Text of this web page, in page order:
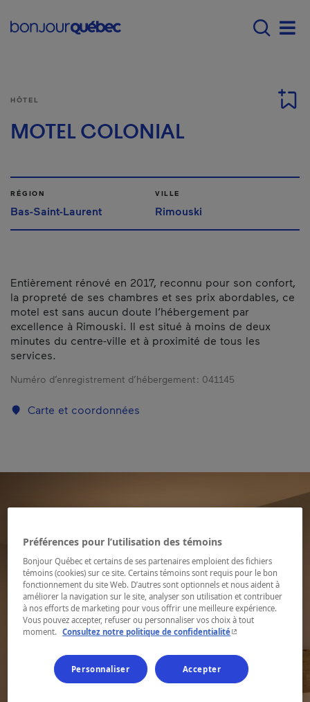
Main navigation -
HÔTEL
MOTEL COLONIAL
RÉGION
Bas-Saint-Laurent
VILLE
Rimouski
Entièrement rénové en 2017, reconnu pour son confort,
la propreté de ses chambres et ses prix abordables, ce
motel est sans aucun doute l’hébergement par
excellence à Rimouski. Il est situé à moins de deux
minutes du centre-ville et à proximité de tous les
services.
Numéro d’enregistrement d’hébergement : 041145
Carte et coordonnées
Préférences pour l’utilisation des témoins
Bonjour Québec et certains de ses partenaires emploient des fichiers
témoins (cookies) sur ce site. Certains témoins sont requis pour le bon
fonctionnement du site Web. D’autres sont optionnels et nous aident à
améliorer la navigation sur le site, analyser son utilisation et contribuer
à nos efforts de marketing pour vous offrir une meilleure expérience.
Vous pouvez accepter, refuser ou personnaliser vos choix à tout
moment. Consultez notre politique de confidentialité- Cet hyperlien
Personnaliser Accepter